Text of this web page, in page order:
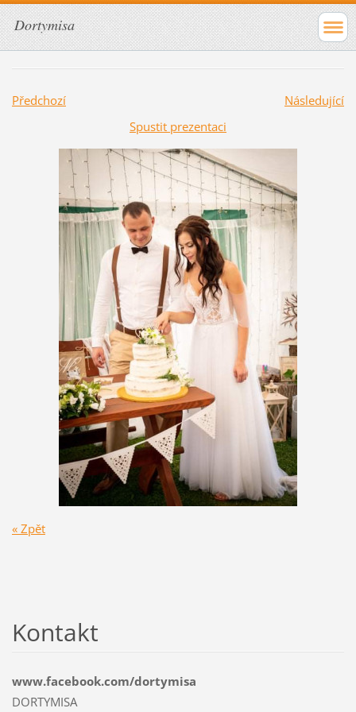
Dortymisa
Předchozí
Následující
Spustit prezentaci
« Zpět
Kontakt
www.facebook.com/dortymisa
DORTYMISA